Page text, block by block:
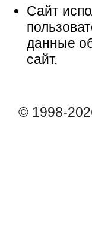
Сайт
данные
сайт.
© 1998-